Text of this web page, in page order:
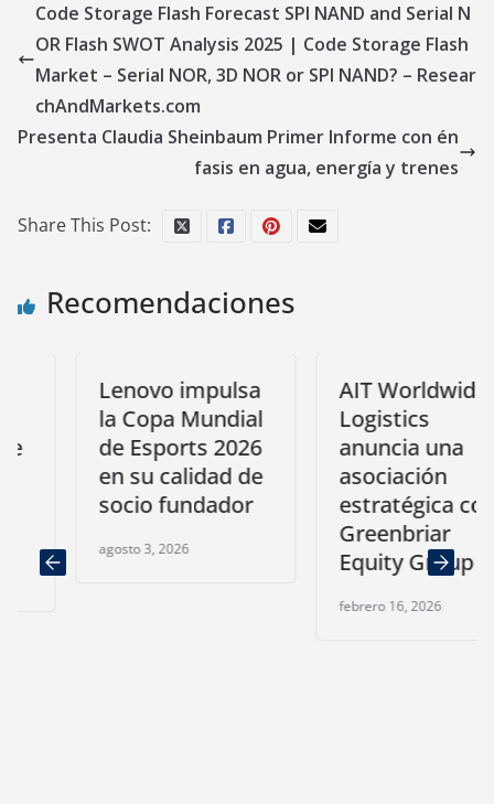
Code Storage Flash Forecast SPI NAND and Serial N
OR Flash SWOT Analysis 2025 | Code Storage Flash
Market – Serial NOR, 3D NOR or SPI NAND? – Resear
chAndMarkets.com
Presenta Claudia Sheinbaum Primer Informe con én
fasis en agua, energía y trenes
Share This Post:
Recomendaciones
Lenovo impulsa
la Copa Mundial
de Esports 2026
en su calidad de
socio fundador
agosto 3, 2026
AIT Worldwide
Logistics
anuncia una
asociación
estratégica con
Greenbriar
Equity Group
febrero 16, 2026